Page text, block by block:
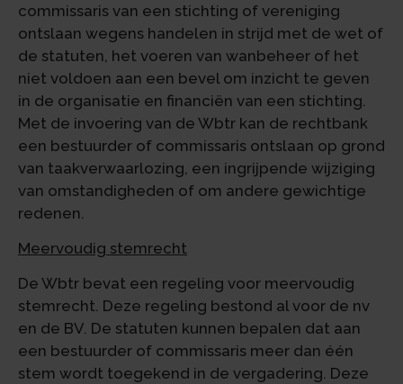
commissaris van een stichting of vereniging
ontslaan wegens handelen in strijd met de wet of
de statuten, het voeren van wanbeheer of het
niet voldoen aan een bevel om inzicht te geven
in de organisatie en financiën van een stichting.
Met de invoering van de Wbtr kan de rechtbank
een bestuurder of commissaris ontslaan op grond
van taakverwaarlozing, een ingrijpende wijziging
van omstandigheden of om andere gewichtige
redenen.
Meervoudig stemrecht
De Wbtr bevat een regeling voor meervoudig
stemrecht. Deze regeling bestond al voor de nv
en de BV. De statuten kunnen bepalen dat aan
een bestuurder of commissaris meer dan één
stem wordt toegekend in de vergadering. Deze